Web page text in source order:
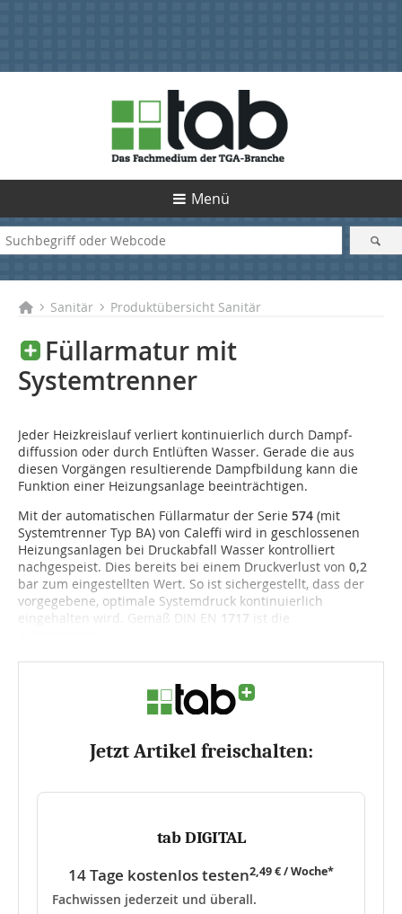
Menü
Sanitär Produktübersicht Sanitär
Füllarmatur mit
Systemtrenner
Jeder Heizkreislauf verliert kontinuierlich durch Dampf­
diffussion oder durch Entlüften Wasser. Gerade die aus
diesen Vorgängen resultierende Dampfbildung kann die
Funktion einer Heizungsanlage beeinträchti­gen.
Mit der auto­matischen Füllarmatur der Serie 574 (mit
System­trenner Typ BA) von Caleffi wird in geschlossenen
Heizungs­anlagen bei Druckabfall Wasser kontrolliert
nachgespeist. Dies bereits bei einem Druckverlust von 0,2
bar zum eingestellten Wert. So ist sichergestellt, dass der
vorgegebene, optimale Systemdruck kontinuierlich
eingehalten wird. Gemäß DIN EN 1717 ist die
Jetzt Artikel freischalten:
tab DIGITAL
14 Tage kostenlos testen2,49 € / Woche*
Fachwissen jederzeit und überall.